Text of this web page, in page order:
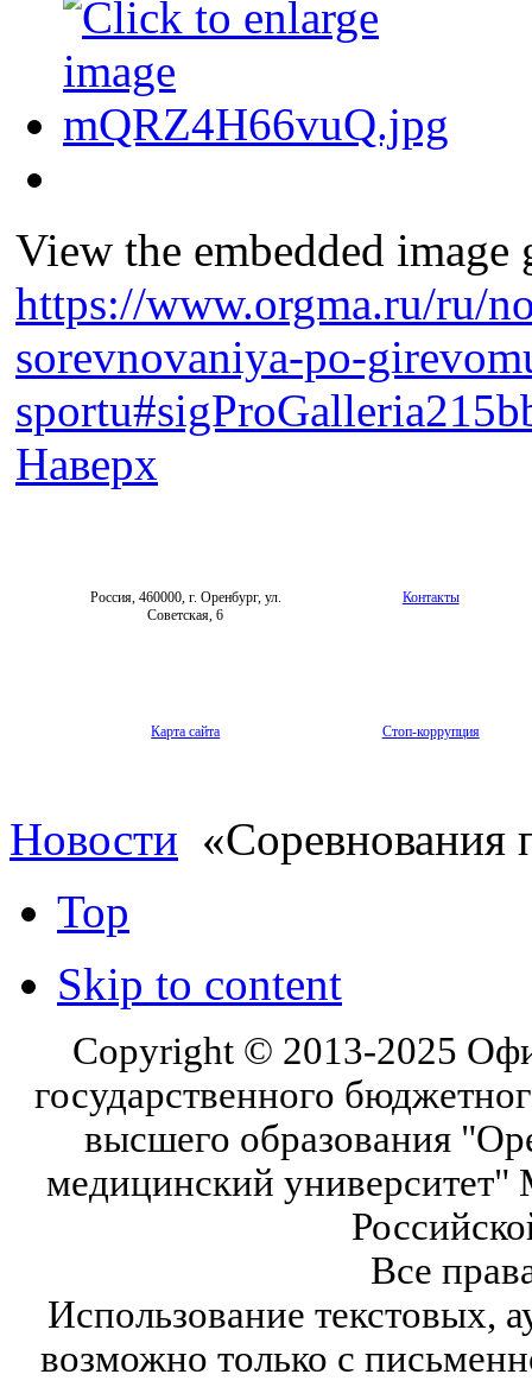
View the embedded
https://www.orgma.ru/ru/
sorevnovaniya-po-
Наверх
Россия, 460000, г. Оренбург, ул.
Советская, 6
Контакты
Карта сайта Стоп-коррупция
Новости «Соревнования
Top
Skip to content
Copyright © 2013-2025
государственного
высшего образования
медицинский университет"
Все
Использование текстовых,
возможно только с